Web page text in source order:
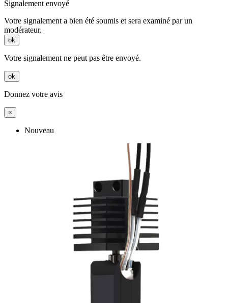
Signalement envoyé
Votre signalement a bien été soumis et sera examiné par un
modérateur.
ok
Votre signalement ne peut pas être envoyé.
ok
Donnez votre avis
×
Nouveau